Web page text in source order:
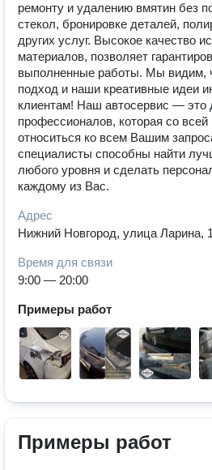
ремонту и удалению вмятин без
стекол, бронировке деталей,
других услуг. Высокое качество
материалов, позволяет
выполненные работы. Мы видим,
подход и наши креативные идеи
клиентам! Наш автосервис — это
профессионалов, которая со
относиться ко всем Вашим
специалисты способны найти
любого уровня и сделать
каждому из Вас.
Адрес
Нижний Новгород, улица Ларина,
Время для связи
9:00 — 20:00
Примеры работ
Примеры работ